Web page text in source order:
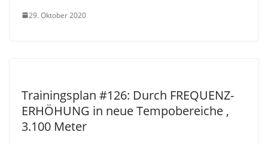
29. Oktober 2020
Trainingsplan #126: Durch FREQUENZ-
ERHÖHUNG in neue Tempobereiche ,
3.100 Meter